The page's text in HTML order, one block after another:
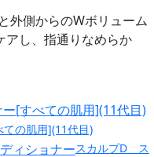
外側からのWボリューム
アし、指通りなめらか
の肌用](11代目)
スカルプD ス